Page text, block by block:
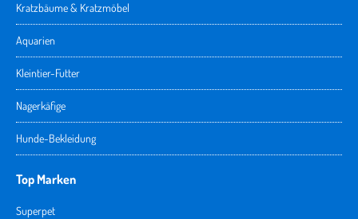
Kratzbäume & Kratzmöbel
Aquarien
Kleintier-Futter
Nagerkäfige
Hunde-Bekleidung
Top Marken
Superpet